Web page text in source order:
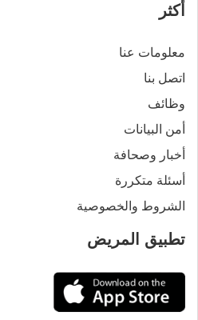
أكثر
معلومات عنا
اتصل بنا
وظائف
أمن البيانات
أخبار وصحافة
أسئلة متكررة
الشروط والخصوصية
تطبيق المريض